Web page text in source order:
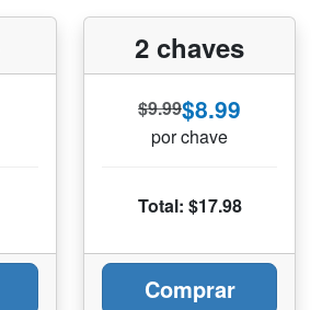
2 chaves
$9.99$8.99
por chave
Total: $17.98
Comprar